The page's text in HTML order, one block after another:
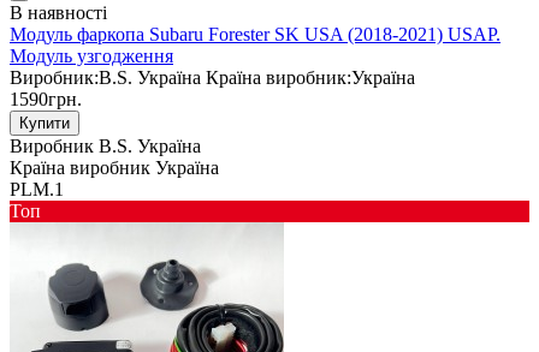
В наявності
Модуль фаркопа Subaru Forester SK USA (2018-2021) USAP.
Модуль узгодження
Виробник:B.S. Україна Країна виробник:Україна
1590грн.
Купити
Виробник B.S. Україна
Країна виробник Україна
PLM.1
Toп